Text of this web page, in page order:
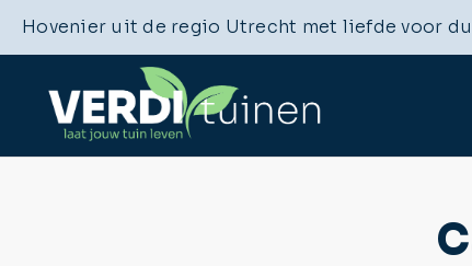
Hovenier uit de regio Utrecht met liefde voor